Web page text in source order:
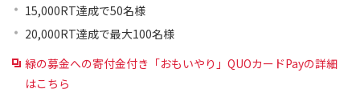
15,000RT達成で50名様
20,000RT達成で最大100名様
緑の募金への寄付金付き「おもいやり」QUOカードPayの詳細
はこちら